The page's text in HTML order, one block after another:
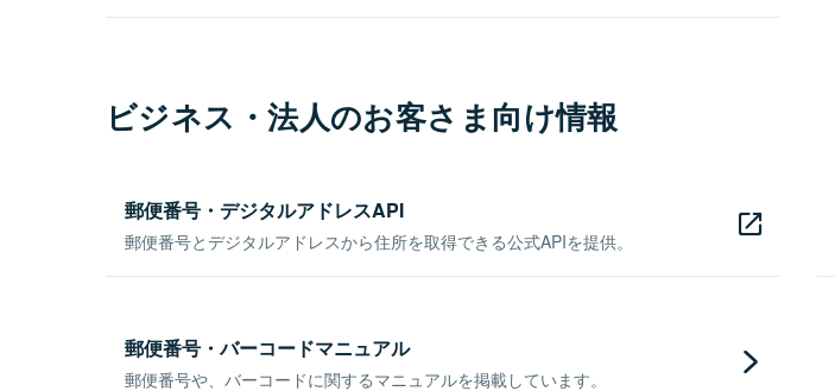
ビジネス・法人のお客さま向け情報
郵便番号・デジタルアドレスAPI
郵便番号とデジタルアドレスから住所を取得できる公式APIを提供。
郵便番号・バーコードマニュアル
郵便番号や、バーコードに関するマニュアルを掲載しています。